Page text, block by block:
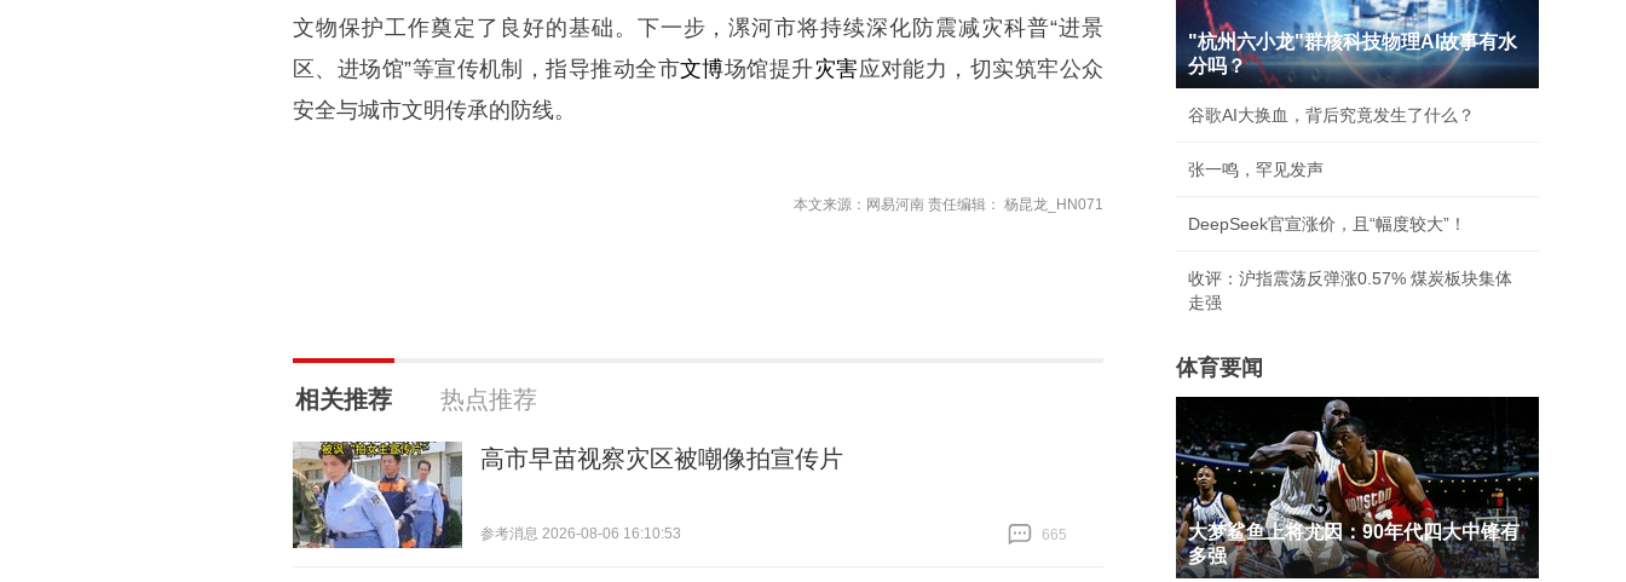
文物保护工作奠定了良好的基础。下一步，漯河市将持续深化防震减灾科普“进景
区、进场馆”等宣传机制，指导推动全市文博场馆提升灾害应对能力，切实筑牢公众
安全与城市文明传承的防线。
本文来源：网易河南 责任编辑： 杨昆龙_HN071
相关推荐 热点推荐
高市早苗视察灾区被嘲像拍宣传片
参考消息 2026-08-06 16:10:53
665
"杭州六小龙"群核科技物理AI故事有水
分吗？
谷歌AI大换血，背后究竟发生了什么？
张一鸣，罕见发声
DeepSeek官宣涨价，且“幅度较大”！
收评：沪指震荡反弹涨0.57% 煤炭板块集体
走强
体育要闻
大梦鲨鱼上将尤因：90年代四大中锋有
多强